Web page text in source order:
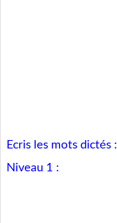
Ecris les mots dictés :
Niveau 1 :